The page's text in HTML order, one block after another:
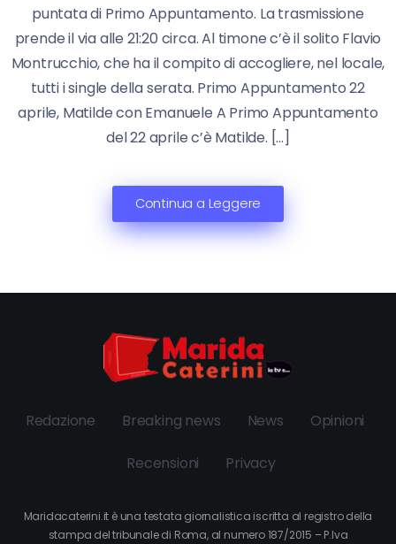
puntata di Primo Appuntamento. La trasmissione
prende il via alle 21:20 circa. Al timone c’è il solito Flavio
Montrucchio, che ha il compito di accogliere, nel locale,
tutti i single della serata. Primo Appuntamento 22
aprile, Matilde con Emanuele A Primo Appuntamento
del 22 aprile c’è Matilde. […]
Continua a Leggere
Redazione Breaking news News Opinioni
Recensioni Privacy
Maridacaterini.it è una testata giornalistica iscritta al registro della
stampa del tribunale di Roma, al numero 187/2015 – P.Iva